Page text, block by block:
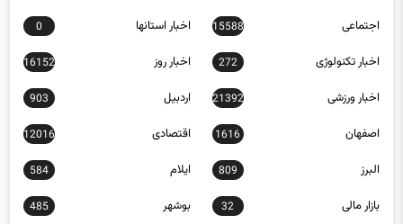
اجتماعی 15588 اخبار استانها 0
اخبار تکنولوژی 272 اخبار روز 16152
اخبار ورزشی 21392 اردبیل 903
اصفهان 1616 اقتصادی 12016
البرز 809 ایلام 584
بازار مالی 32 بوشهر 485